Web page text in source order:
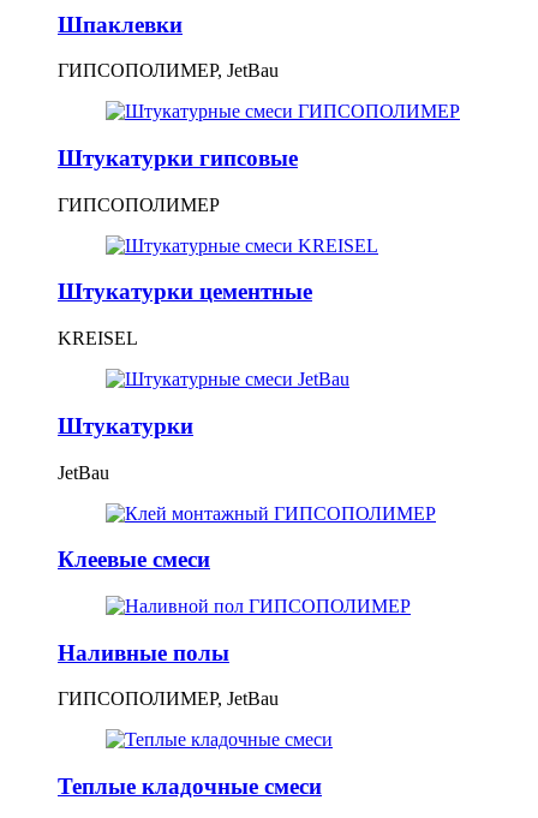
Шпаклевки
ГИПСОПОЛИМЕР, JetBau
Штукатурки гипсовые
ГИПСОПОЛИМЕР
Штукатурки цементные
KREISEL
Штукатурки
JetBau
Клеевые смеси
Наливные полы
ГИПСОПОЛИМЕР, JetBau
Теплые кладочные смеси